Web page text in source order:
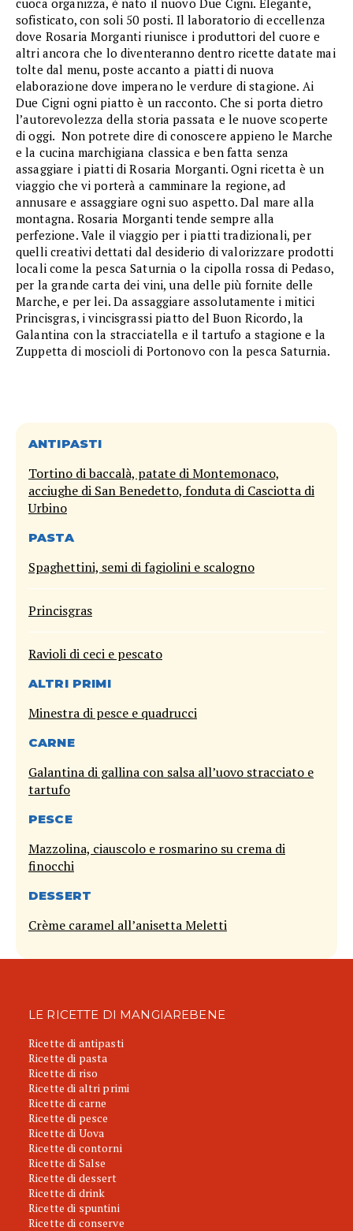
sofisticato, con soli 50 posti. Il laboratorio di eccellenza
dove Rosaria Morganti riunisce i produttori del cuore e
altri ancora che lo diventeranno dentro ricette datate mai
tolte dal menu, poste accanto a piatti di nuova
elaborazione dove imperano le verdure di stagione. Ai
Due Cigni ogni piatto è un racconto. Che si porta dietro
l’autorevolezza della storia passata e le nuove scoperte
di oggi. Non potrete dire di conoscere appieno le Marche
e la cucina marchigiana classica e ben fatta senza
assaggiare i piatti di Rosaria Morganti. Ogni ricetta è un
viaggio che vi porterà a camminare la regione, ad
annusare e assaggiare ogni suo aspetto. Dal mare alla
montagna. Rosaria Morganti tende sempre alla
perfezione. Vale il viaggio per i piatti tradizionali, per
quelli creativi dettati dal desiderio di valorizzare prodotti
locali come la pesca Saturnia o la cipolla rossa di Pedaso,
per la grande carta dei vini, una delle più fornite delle
Marche, e per lei. Da assaggiare assolutamente i mitici
Princisgras, i vincisgrassi piatto del Buon Ricordo, la
Galantina con la stracciatella e il tartufo a stagione e la
Zuppetta di moscioli di Portonovo con la pesca Saturnia.
ANTIPASTI
Tortino di baccalà, patate di Montemonaco,
acciughe di San Benedetto, fonduta di Casciotta di
Urbino
PASTA
Spaghettini, semi di fagiolini e scalogno
Princisgras
Ravioli di ceci e pescato
ALTRI PRIMI
Minestra di pesce e quadrucci
CARNE
Galantina di gallina con salsa all’uovo stracciato e
tartufo
PESCE
Mazzolina, ciauscolo e rosmarino su crema di
finocchi
DESSERT
Crème caramel all’anisetta Meletti
LE RICETTE DI MANGIAREBENE
Ricette di antipasti
Ricette di pasta
Ricette di riso
Ricette di altri primi
Ricette di carne
Ricette di pesce
Ricette di Uova
Ricette di contorni
Ricette di Salse
Ricette di dessert
Ricette di drink
Ricette di spuntini
Ricette di conserve